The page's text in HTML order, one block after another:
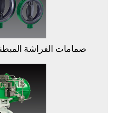
صمامات الفراشة